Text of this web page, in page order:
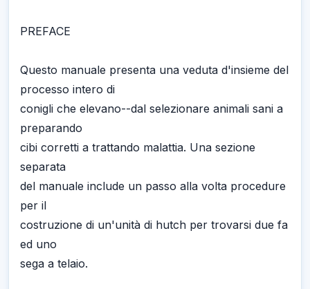
PREFACE
Questo manuale presenta una veduta d'insieme del
processo intero di
conigli che elevano--dal selezionare animali sani a
preparando
cibi corretti a trattando malattia. Una sezione
separata
del manuale include un passo alla volta procedure
per il
costruzione di un'unità di hutch per trovarsi due fa
ed uno
sega a telaio.